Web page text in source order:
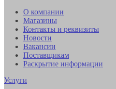
О компании
Магазины
Контакты и реквизиты
Новости
Вакансии
Поставщикам
Раскрытие информации
Услуги